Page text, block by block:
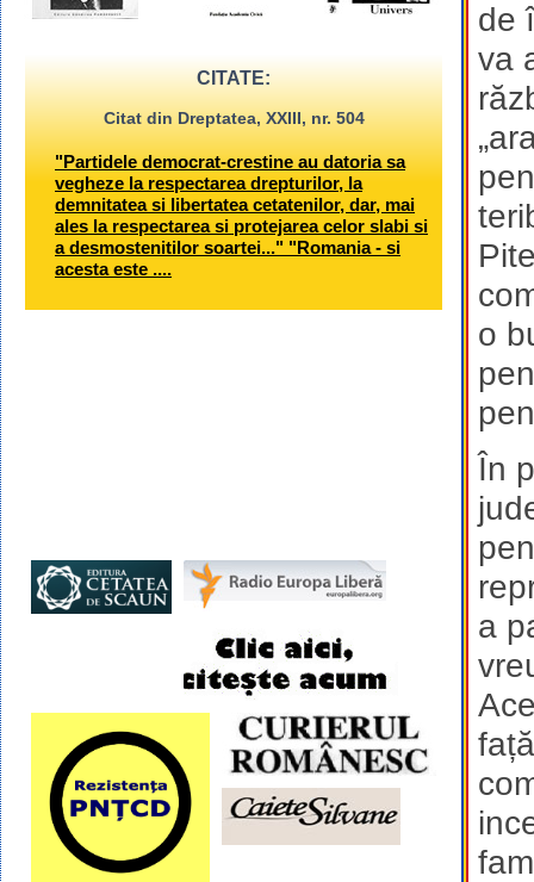
de
va
o
În
a
CITATE:
Citat din Dreptatea, XXIII, nr. 504
"Partidele democrat-crestine au datoria sa
vegheze la respectarea drepturilor, la
demnitatea si libertatea cetatenilor, dar, mai
ales la respectarea si protejarea celor slabi si
a desmostenitilor soartei..." "Romania - si
acesta este ....